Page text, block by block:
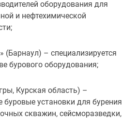
оборудования для
и нефтехимической
(Барнаул) – специализируется
бурового оборудования;
Курская область) –
буровые установки для бурения
скважин, сейсморазведки,